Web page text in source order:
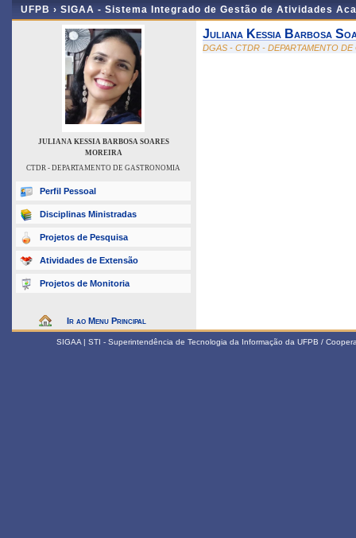
UFPB › SIGAA - Sistema Integrado de Gestão de Atividades
JULIANA KESSIA BARBOSA SOARES
MOREIRA
CTDR - DEPARTAMENTO DE GASTRONOMIA
Perfil Pessoal
Disciplinas Ministradas
Projetos de Pesquisa
Atividades de Extensão
Projetos de Monitoria
Ir ao Menu Principal
Juliana Kessia Barbosa
DGAS - CTDR - DEPARTAMENTO
SIGAA | STI - Superintendência de Tecnologia da Informação da UFPB /